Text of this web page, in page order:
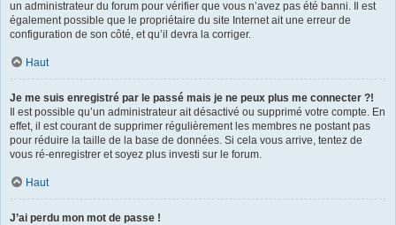
un administrateur du forum pour vérifier que vous n’avez pas été banni. Il est
également possible que le propriétaire du site Internet ait une erreur de
configuration de son côté, et qu’il devra la corriger.
Haut
Je me suis enregistré par le passé mais je ne peux plus me connecter ?!
Il est possible qu’un administrateur ait désactivé ou supprimé votre compte. En
effet, il est courant de supprimer régulièrement les membres ne postant pas
pour réduire la taille de la base de données. Si cela vous arrive, tentez de
vous ré-enregistrer et soyez plus investi sur le forum.
Haut
J’ai perdu mon mot de passe !